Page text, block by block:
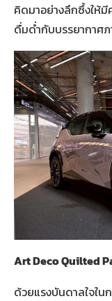
คิดมาอย่างลึกซึ้งให้
ดื่มด่ำกับบรรยากาศ
Art Deco Quilted
ด้วยแรงบันดาลใจใน